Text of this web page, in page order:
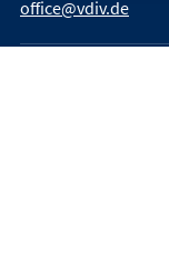
office@vdiv.de